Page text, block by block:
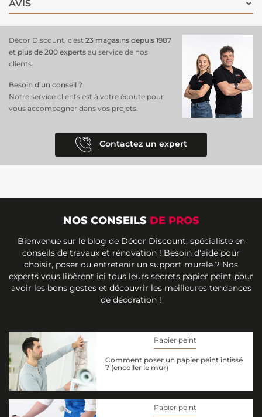
AVIS
Décor Discount, c'est 23 magasins depuis 1987
et plus de 200 experts au service de nos
clients.
Besoin d’un conseil ?
Notre service clients est à votre écoute pour
vous accompagner dans vos projets.
Contactez un expert
NOS CONSEILS DE PROS
Bienvenue sur le blog de Décor Discount, spécialiste en
conseils de travaux et rénovation ! Besoin d'aide pour
choisir, poser ou entretenir un support murale ? Nos
experts vous libèrent ici tous leurs secrets papier peint pour
avoir les bons gestes et découvrir les meilleures tendances
de décoration !
Papier peint
Comment poser un papier peint intissé
? (encoller le mur)
Papier peint